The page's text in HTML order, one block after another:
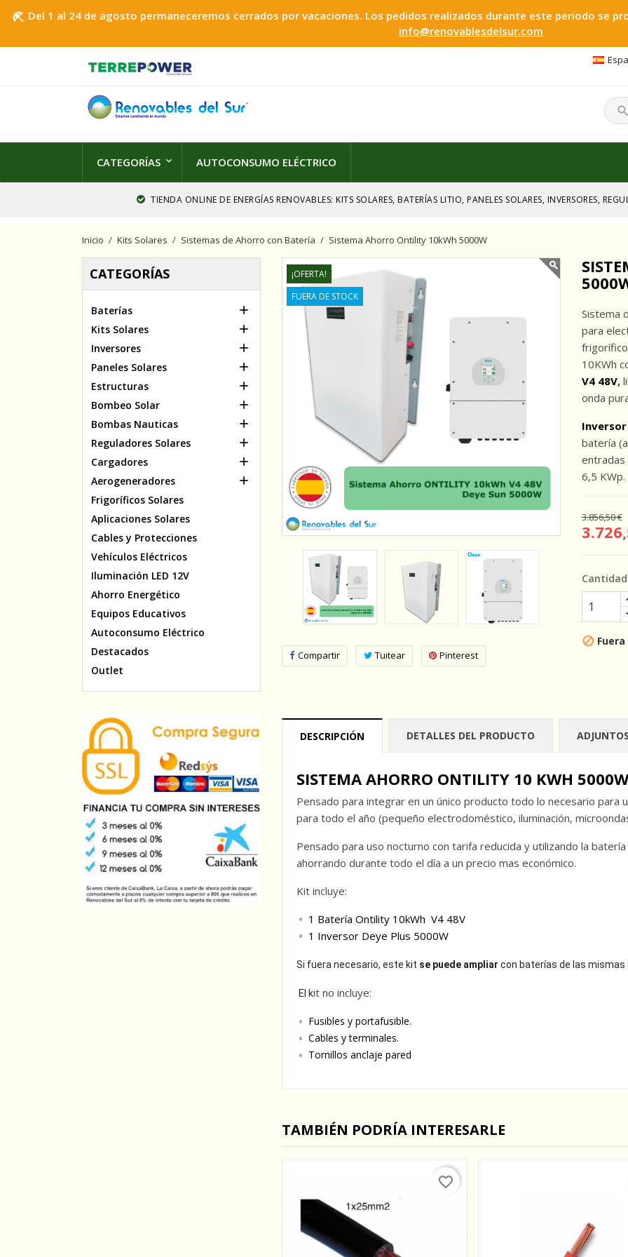
beach_access Del 1 al 24 de agosto permaneceremos cerrados por vacaciones. Los pedidos realizados durante este periodo se
info@renovablesdelsur.com
search
CATEGORÍAS AUTOCONSUMO ELÉCTRICO
TIENDA ONLINE DE ENERGÍAS RENOVABLES: KITS SOLARES, BATERÍAS LITIO, PANELES SOLARES, INVERSORES,
Inicio Kits Solares Sistemas de Ahorro con Batería Sistema Ahorro Ontility 10kWh 5000W
CATEGORÍAS
Baterías 
Kits Solares 
Inversores 
Paneles Solares 
Estructuras 
Bombeo Solar 
Bombas Nauticas 
Reguladores Solares 
Cargadores 
Aerogeneradores 
Frigoríficos Solares
Aplicaciones Solares
Cables y Protecciones
Vehículos Eléctricos
Iluminación LED 12V
Ahorro Energético
Equipos Educativos
Autoconsumo Eléctrico
Destacados
Outlet
¡OFERTA!
FUERA DE STOCK
Compartir Tuitear Pinterest
Sistema
para
10KWh
V4 48V,
onda
Inversor
batería
entradas
6,5 KWp.
3.856,50 €
Cantidad

DESCRIPCIÓN DETALLES DEL PRODUCTO ADJUNTOS
SISTEMA AHORRO ONTILITY 10 KWH 5000W
Pensado para integrar en un único producto todo lo necesario para
para todo el año (pequeño electrodoméstico, iluminación,
Pensado para uso nocturno con tarifa reducida y utilizando la
ahorrando durante todo el día a un precio mas económico.
Kit incluye:
1 Batería Ontility 10kWh V4 48V
1 Inversor Deye Plus 5000W
Si fuera necesario, este kit se puede ampliar con baterías de las
El kit no incluye:
Fusibles y portafusible.
Cables y terminales.
Tornillos anclaje pared
TAMBIÉN PODRÍA INTERESARLE
favorite_border